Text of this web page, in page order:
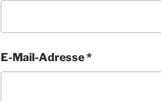
E-Mail-Adresse*